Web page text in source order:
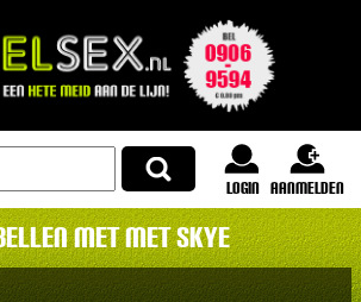
login Aanmelden
met met Skye